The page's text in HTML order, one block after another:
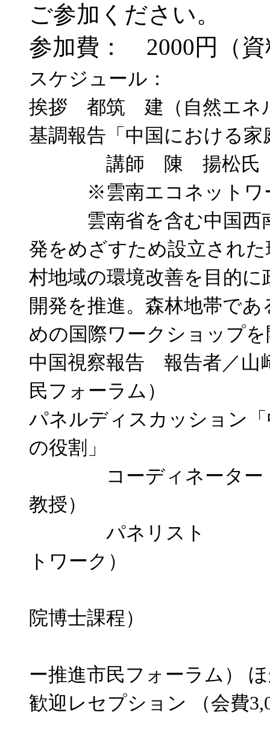
ご参加ください。
参加費： 2000円（資
スケジュール：
挨拶 都筑 建（自然エネ
基調報告「中国における
講師 陳 揚松氏 （雲
※雲南エコネットワ
雲南省を含む中国西南
発をめざすため設立され
村地域の環境改善を目的
開発を推進。森林地帯で
めの国際ワークショップを
中国視察報告 報告者／山
民フォーラム）
パネルディスカッション
の役割」
コーディネーター 山
教授）
パネリスト 劉
トワーク）
院博士課程）
ー推進市民フォーラム）
歓迎レセプション （会費